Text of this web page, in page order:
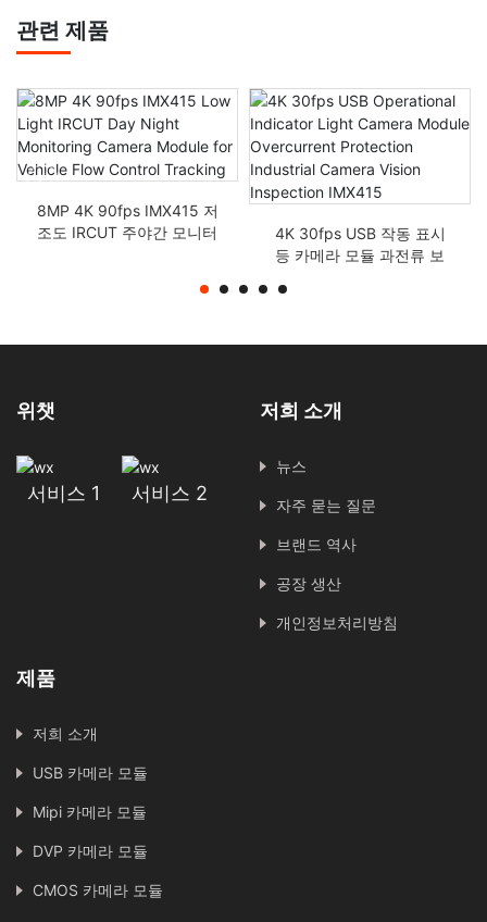
관련 제품
8MP 4K 90fps IMX415 저
조도 IRCUT 주야간 모니터
4K 30fps USB 작동 표시
등 카메라 모듈 과전류 보
위챗
서비스 1 서비스 2
저희 소개
뉴스
자주 묻는 질문
브랜드 역사
공장 생산
개인정보처리방침
제품
저희 소개
USB 카메라 모듈
Mipi 카메라 모듈
DVP 카메라 모듈
CMOS 카메라 모듈